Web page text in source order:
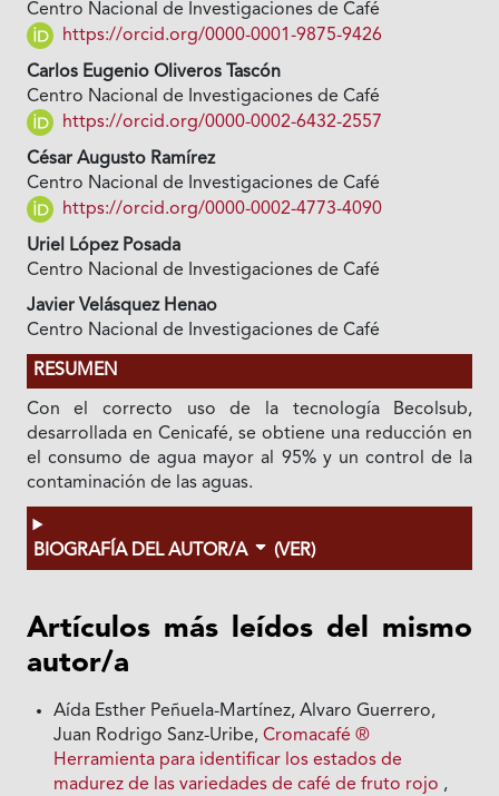
Centro Nacional de Investigaciones de Café
https://orcid.org/0000-0001-9875-9426
Carlos Eugenio Oliveros Tascón
Centro Nacional de Investigaciones de Café
https://orcid.org/0000-0002-6432-2557
César Augusto Ramírez
Centro Nacional de Investigaciones de Café
https://orcid.org/0000-0002-4773-4090
Uriel López Posada
Centro Nacional de Investigaciones de Café
Javier Velásquez Henao
Centro Nacional de Investigaciones de Café
RESUMEN
Con el correcto uso de la tecnología Becolsub,
desarrollada en Cenicafé, se obtiene una reducción en
el consumo de agua mayor al 95% y un control de la
contaminación de las aguas.
BIOGRAFÍA DEL AUTOR/A (VER)
Artículos más leídos del mismo
autor/a
Aída Esther Peñuela-Martínez, Alvaro Guerrero,
Juan Rodrigo Sanz-Uribe,Cromacafé ®
Herramienta para identificar los estados de
madurez de las variedades de café de fruto rojo ,